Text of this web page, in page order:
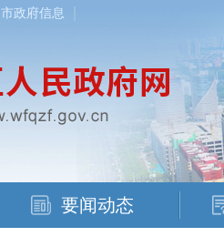
市政府信息
要闻动态